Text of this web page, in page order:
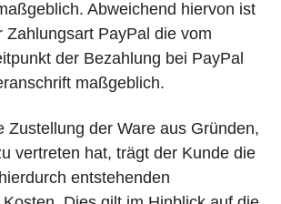
Abweichend hiervon ist
Zahlungsart PayPal die vom
der Bezahlung bei PayPal
maßgeblich.
Zustellung der Ware aus Gründen,
vertreten hat, trägt der Kunde die
entstehenden